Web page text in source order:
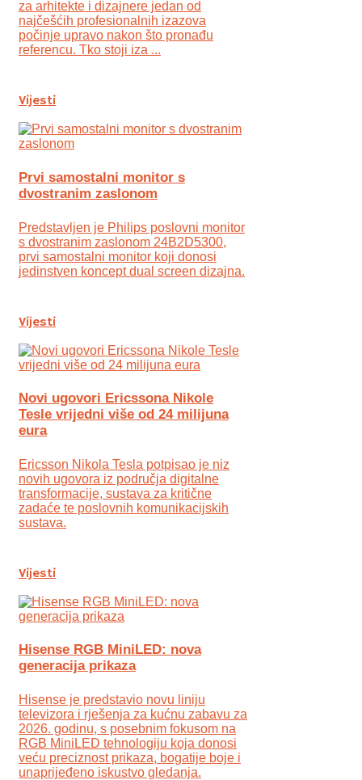
za arhitekte i dizajnere jedan od
najčešćih profesionalnih izazova
počinje upravo nakon što pronađu
referencu. Tko stoji iza ...
Vijesti
Prvi samostalni monitor s
dvostranim zaslonom
Predstavljen je Philips poslovni monitor
s dvostranim zaslonom 24B2D5300,
prvi samostalni monitor koji donosi
jedinstven koncept dual screen dizajna.
Vijesti
Novi ugovori Ericssona Nikole
Tesle vrijedni više od 24 milijuna
eura
Ericsson Nikola Tesla potpisao je niz
novih ugovora iz područja digitalne
transformacije, sustava za kritične
zadaće te poslovnih komunikacijskih
sustava.
Vijesti
Hisense RGB MiniLED: nova
generacija prikaza
Hisense je predstavio novu liniju
televizora i rješenja za kućnu zabavu za
2026. godinu, s posebnim fokusom na
RGB MiniLED tehnologiju koja donosi
veću preciznost prikaza, bogatije boje i
unaprijeđeno iskustvo gledanja.